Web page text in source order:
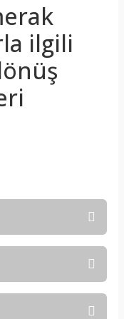
ilgili